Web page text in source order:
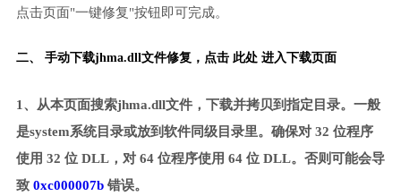
点击页面"一键修复"按钮即可完成。
二、 手动下载jhma.dll文件修复， 点击 此处 进入下载页面
1、从本页面搜索jhma.dll文件，下载并拷贝到指定目录。一般
是system系统目录或放到软件同级目录里。确保对 32 位程序
使用 32 位 DLL，对 64 位程序使用 64 位 DLL。否则可能会导
致 0xc000007b错误。